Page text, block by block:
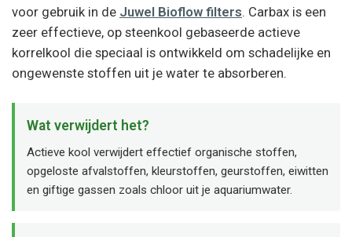
voor gebruik in de Juwel Bioflow filters. Carbax is een
zeer effectieve, op steenkool gebaseerde actieve
korrelkool die speciaal is ontwikkeld om schadelijke en
ongewenste stoffen uit je water te absorberen.
Wat verwijdert het?
Actieve kool verwijdert effectief organische stoffen,
opgeloste afvalstoffen, kleurstoffen, geurstoffen, eiwitten
en giftige gassen zoals chloor uit je aquariumwater.